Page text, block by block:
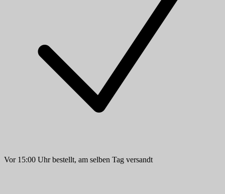
Vor 15:00 Uhr bestellt, am selben Tag versandt